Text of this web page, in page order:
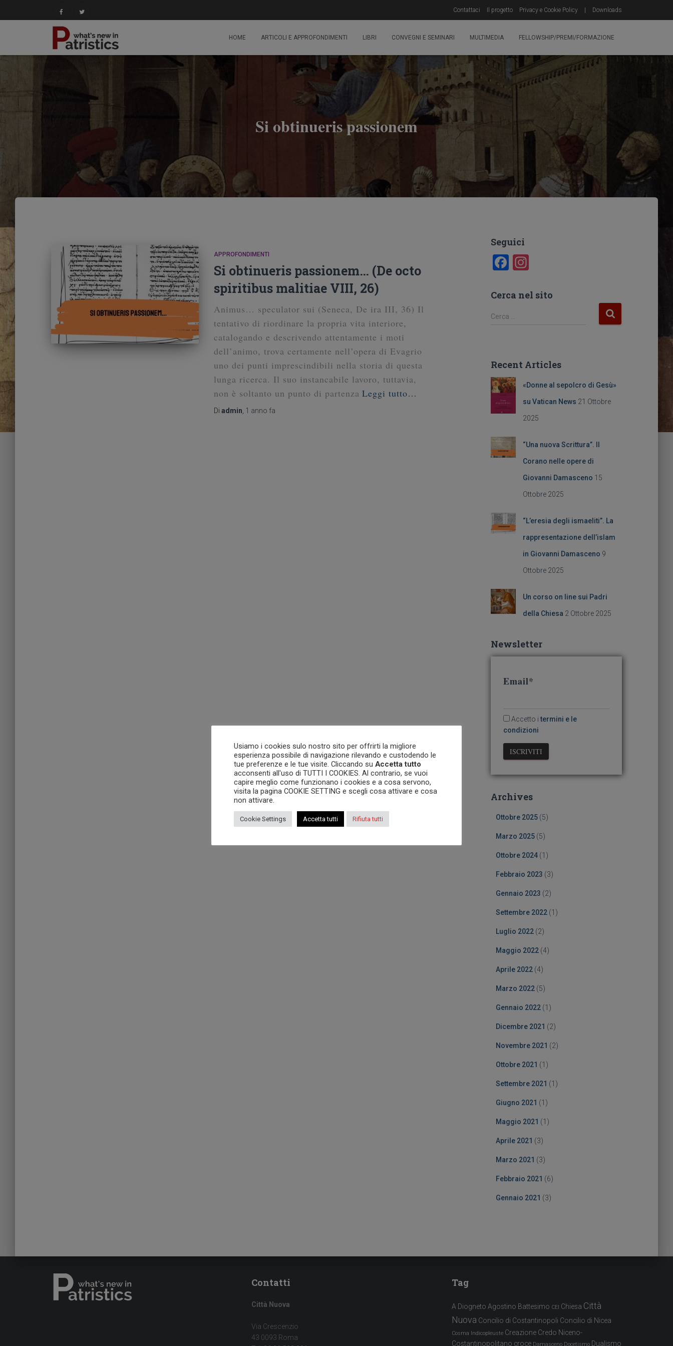
Contattaci Il progetto Privacy e Cookie Policy Downloads
HOME ARTICOLI E APPROFONDIMENTI LIBRI CONVEGNI E SEMINARI MULTIMEDIA FELLOWSHIP/PREMI/FORMAZIONE
Si obtinueris passionem
APPROFONDIMENTI
Si obtinueris passionem… (De octo
spiritibus malitiae VIII, 26)
Animus… speculator sui (Seneca, De ira III, 36) Il
tentativo di riordinare la propria vita interiore,
catalogando e descrivendo attentamente i moti
dell’animo, trova certamente nell’opera di Evagrio
uno dei punti imprescindibili nella storia di questa
lunga ricerca. Il suo instancabile lavoro, tuttavia,
non è soltanto un punto di partenza Leggi tutto…
Di admin 1 anno fa
Seguici
F
c
e
o
k
In
a
Cerca nel sito
R
c
a
p
Cerca …
Recent Articles
«Donne al sepolcro di Gesù»
su Vatican News 21 Ottobre
2025
“Una nuova Scrittura”. Il
Corano nelle opere di
Giovanni Damasceno 15
Ottobre 2025
“L’eresia degli ismaeliti”. La
rappresentazione dell’islam
in Giovanni Damasceno 9
Ottobre 2025
Un corso on line sui Padri
della Chiesa 2 Ottobre 2025
Newsletter
Email*
Accetto i termini e le
condizioni
Archives
Ottobre 2025(5)
Marzo 2025(5)
Ottobre 2024(1)
Febbraio 2023 (3)
Gennaio 2023 (2)
Settembre 2022(1)
Luglio 2022(2)
Maggio 2022(4)
Aprile 2022(4)
Marzo 2022(5)
Gennaio 2022(1)
Dicembre 2021 (2)
Novembre 2021 (2)
Ottobre 2021 (1)
Settembre 2021 (1)
Giugno 2021 (1)
Maggio 2021 (1)
Aprile 2021 (3)
Marzo 2021 (3)
Febbraio 2021 (6)
Gennaio 2021 (3)
Contatti
Città Nuova
Via Crescenzio
43 0093 Roma
Tag
A Diogneto Agostino Battesimo CEI Chiesa Città
Nuova Concilio di Costantinopoli Concilio di Nicea
Cosma Indicopleuste Creazione Credo Niceno-
Costantinopolitano croce Damasceno Docetismo Dualismo
Usiamo i cookies sulo nostro sito per offrirti la migliore
esperienza possibile di navigazione rilevando e custodendo le
tue preferenze e le tue visite. Cliccando su Accetta tutto
acconsenti all'uso di TUTTI I COOKIES. Al contrario, se vuoi
capire meglio come funzionano i cookies e a cosa servono,
visita la pagina COOKIE SETTING e scegli cosa attivare e cosa
non attivare.
Cookie Settings Accetta tutti Rifiuta tutti